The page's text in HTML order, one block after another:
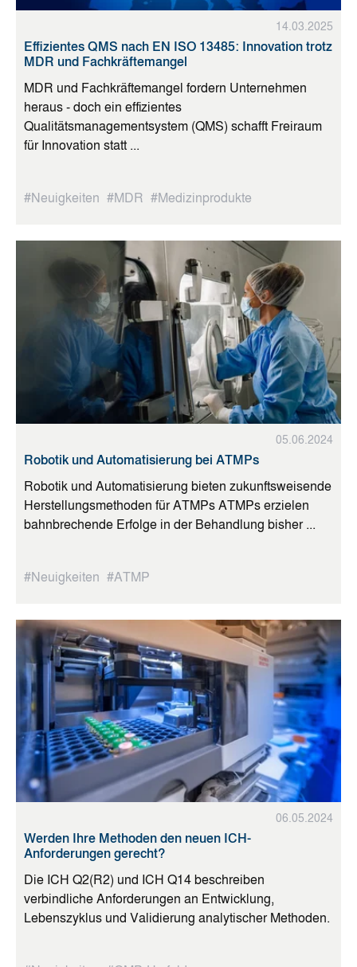
14.03.2025
Effizientes QMS nach EN ISO 13485: Innovation trotz
MDR und Fachkräftemangel
MDR und Fachkräftemangel fordern Unternehmen
heraus - doch ein effizientes
Qualitätsmanagementsystem (QMS) schafft Freiraum
für Innovation statt ...
#Neuigkeiten #MDR #Medizinprodukte
05.06.2024
Robotik und Automatisierung bei ATMPs
Robotik und Automatisierung bieten zukunftsweisende
Herstellungsmethoden für ATMPs ATMPs erzielen
bahnbrechende Erfolge in der Behandlung bisher ...
#Neuigkeiten #ATMP
06.05.2024
Werden Ihre Methoden den neuen ICH-
Anforderungen gerecht?
Die ICH Q2(R2) und ICH Q14 beschreiben
verbindliche Anforderungen an Entwicklung,
Lebenszyklus und Validierung analytischer Methoden.